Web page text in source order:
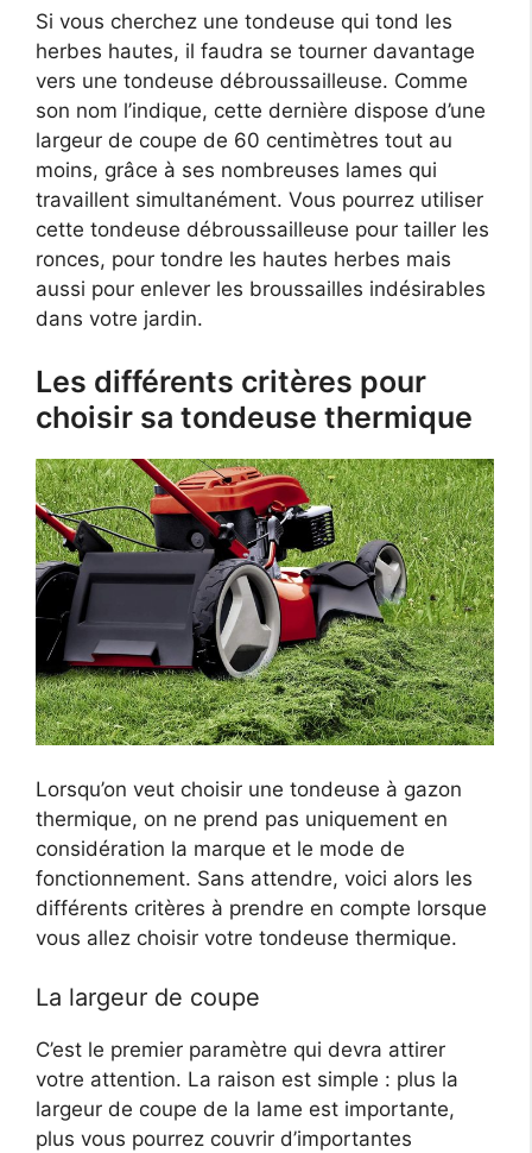
Si vous cherchez une tondeuse qui tond les
herbes hautes, il faudra se tourner davantage
vers une tondeuse débroussailleuse. Comme
son nom l’indique, cette dernière dispose d’une
largeur de coupe de 60 centimètres tout au
moins, grâce à ses nombreuses lames qui
travaillent simultanément. Vous pourrez utiliser
cette tondeuse débroussailleuse pour tailler les
ronces, pour tondre les hautes herbes mais
aussi pour enlever les broussailles indésirables
dans votre jardin.
Les différents critères pour
choisir sa tondeuse thermique
Lorsqu’on veut choisir une tondeuse à gazon
thermique, on ne prend pas uniquement en
considération la marque et le mode de
fonctionnement. Sans attendre, voici alors les
différents critères à prendre en compte lorsque
vous allez choisir votre tondeuse thermique.
La largeur de coupe
C’est le premier paramètre qui devra attirer
votre attention. La raison est simple : plus la
largeur de coupe de la lame est importante,
plus vous pourrez couvrir d’importantes